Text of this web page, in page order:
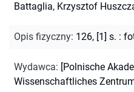
Battaglia, Krzysztof
Opis fizyczny: 126, [1] s. :
Wydawca: [Polnische
Wissenschaftliches